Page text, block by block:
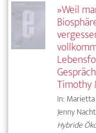
»Weil
Timothy
In: Marietta
Jenny
Hybride